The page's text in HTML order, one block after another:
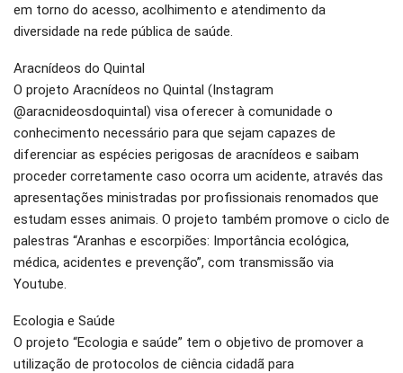
em torno do acesso, acolhimento e atendimento da
diversidade na rede pública de saúde.
Aracnídeos do Quintal
O projeto Aracnídeos no Quintal (Instagram
@aracnideosdoquintal) visa oferecer à comunidade o
conhecimento necessário para que sejam capazes de
diferenciar as espécies perigosas de aracnídeos e saibam
proceder corretamente caso ocorra um acidente, através das
apresentações ministradas por profissionais renomados que
estudam esses animais. O projeto também promove o ciclo de
palestras “Aranhas e escorpiões: Importância ecológica,
médica, acidentes e prevenção”, com transmissão via
Youtube.
Ecologia e Saúde
O projeto “Ecologia e saúde” tem o objetivo de promover a
utilização de protocolos de ciência cidadã para